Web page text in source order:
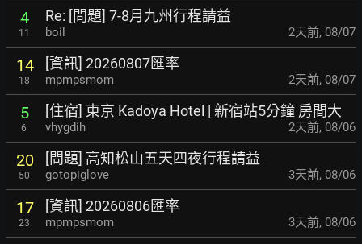
4
11
Re: [問題] 7-8月九州行程請益
boil 2天前, 08/07
14
18
[資訊] 20260807匯率
mpmpsmom 2天前, 08/07
5
6
[住宿] 東京 Kadoya Hotel | 新宿站5分鐘 房間大
vhygdih 2天前, 08/06
20
50
[問題] 高知松山五天四夜行程請益
gotopiglove 3天前, 08/06
17
23
[資訊] 20260806匯率
mpmpsmom 3天前, 08/06